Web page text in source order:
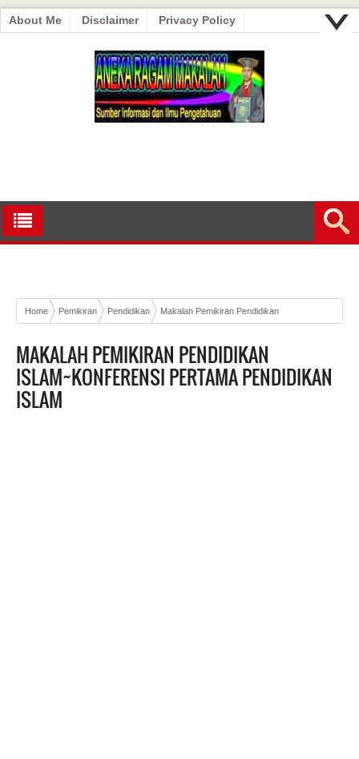
About Me Disclaimer Privacy Policy
Home Pemikiran Pendidikan Makalah Pemikiran Pendidikan
MAKALAH PEMIKIRAN PENDIDIKAN
ISLAM~KONFERENSI PERTAMA PENDIDIKAN
ISLAM